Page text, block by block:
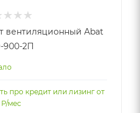
вентиляционный Abat
900-2П
про кредит или лизинг от
Р/мес